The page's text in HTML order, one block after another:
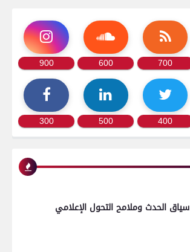
700
600
900
400
500
300
سياق الحدث وملامح التحول الإعلامي